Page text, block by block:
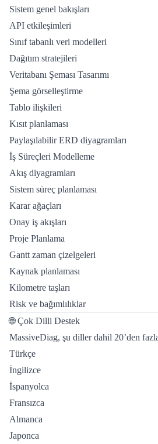
Sistem genel bakışları
API etkileşimleri
Sınıf tabanlı veri modelleri
Dağıtım stratejileri
Veritabanı Şeması Tasarımı
Şema görselleştirme
Tablo ilişkileri
Kısıt planlaması
Paylaşılabilir ERD diyagramları
İş Süreçleri Modelleme
Akış diyagramları
Sistem süreç planlaması
Karar ağaçları
Onay iş akışları
Proje Planlama
Gantt zaman çizelgeleri
Kaynak planlaması
Kilometre taşları
Risk ve bağımlılıklar
🌐 Çok Dilli Destek
MassiveDiag, şu diller dahil 20’den
Türkçe
İngilizce
İspanyolca
Fransızca
Almanca
Japonca